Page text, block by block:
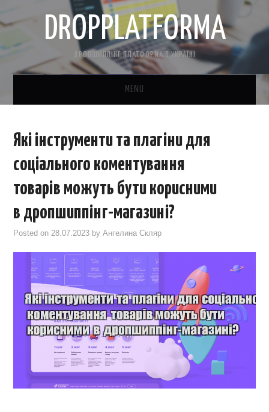
DROPPLATFORMA
ДРОПШИППІНГ ПЛАТФОРМА В УКРАЇНІ
MENU
КОНТАКТНА ІНФОРМАЦІЯ
ПРО НАС
САЙТ БЕЗКОШТОВНО
Які інструменти та плагіни для
соціального коментування
товарів можуть бути корисними
в дропшиппінг-магазині?
Posted on28.07.2023 byАнгелина Скляр